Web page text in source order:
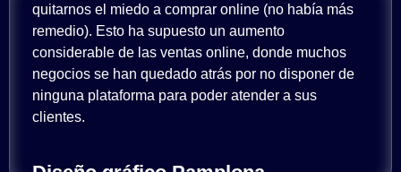
quitarnos el miedo a comprar online (no había más
remedio). Esto ha supuesto un aumento
considerable de las ventas online, donde muchos
negocios se han quedado atrás por no disponer de
ninguna plataforma para poder atender a sus
clientes.